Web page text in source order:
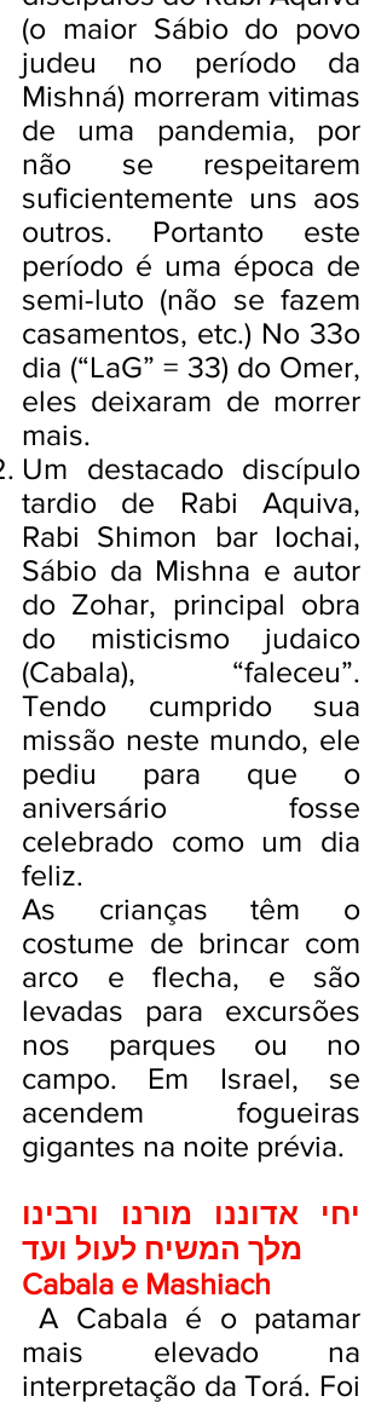
(o maior Sábio do povo
judeu no período da
Mishná) morreram vitimas
de uma pandemia, por
não se respeitarem
suficientemente uns aos
outros. Portanto este
período é uma época de
semi-luto (não se fazem
casamentos, etc.) No 33o
dia (“LaG” = 33) do Omer,
eles deixaram de morrer
mais.
Um destacado discípulo
tardio de Rabi Aquiva,
Rabi Shimon bar Iochai,
Sábio da Mishna e autor
do Zohar, principal obra
do misticismo judaico
(Cabala), “faleceu”.
Tendo cumprido sua
missão neste mundo, ele
pediu para que o
aniversário fosse
celebrado como um dia
feliz.
As crianças têm o
costume de brincar com
arco e flecha, e são
levadas para excursões
nos parques ou no
campo. Em Israel, se
acendem fogueiras
gigantes na noite prévia.
יחי אדוננו מורנו ורבינו
מלך המשיח לעול ועד
Cabala e Mashiach
A Cabala é o patamar
mais elevado na
interpretação da Torá. Foi